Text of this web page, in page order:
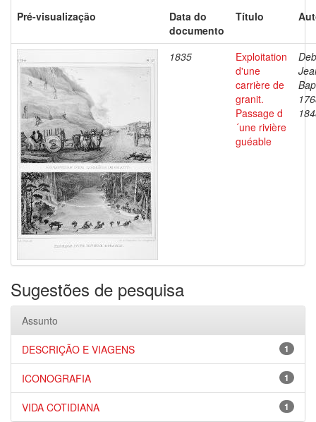
Pré-visualização
Data do
documento
Título
1835
Exploitation
d'une
carrière de
granit.
Passage d
´une rivière
guéable
Sugestões de pesquisa
Assunto
1
DESCRIÇÃO E VIAGENS
1
ICONOGRAFIA
1
VIDA COTIDIANA